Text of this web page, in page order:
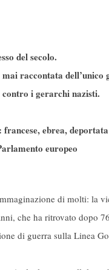
del secolo.
mai raccontata dell’unico
contro i gerarchi nazisti.
francese,ebrea,
europeo
di molti: la
che ha ritrovato dopo
di guerra sulla Linea